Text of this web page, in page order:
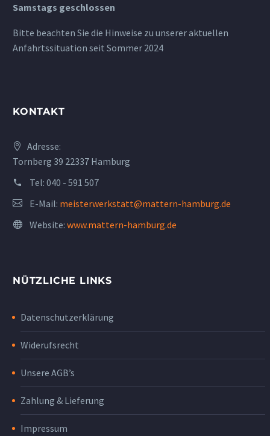
Samstags geschlossen
Bitte beachten Sie die Hinweise zu unserer aktuellen
Anfahrtssituation seit Sommer 2024
KONTAKT
Adresse:
Tornberg 39 22337 Hamburg
Tel: 040 - 591 507
E-Mail: meisterwerkstatt@mattern-hamburg.de
Website: www.mattern-hamburg.de
NÜTZLICHE LINKS
Datenschutzerklärung
Widerufsrecht
Unsere AGB’s
Zahlung & Lieferung
Impressum